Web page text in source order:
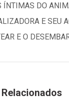
ÍNTIMAS DO
E SEU
E O